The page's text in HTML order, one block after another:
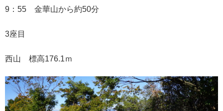
9：55 金華山から約50分
3座目
西山 標高176.1ｍ